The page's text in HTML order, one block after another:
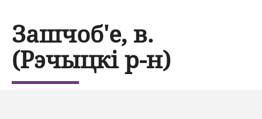
Зашчоб'е, в.
(Рэчыцкі р-н)